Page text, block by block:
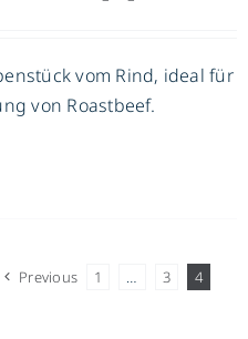
vom Rind, ideal für
von Roastbeef.
Previous 1 … 3 4